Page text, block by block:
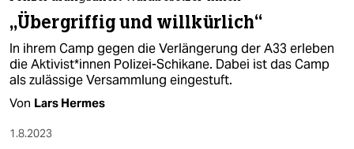
nord
wahrheit
verlag
verlag
„Übergriffig und willkürlich“
In ihrem Camp gegen die Verlängerung der A33 erleben
die Ak­ti­vis­t*in­nen Polizei-Schikane. Dabei ist das Camp
als zulässige Versammlung eingestuft.
Von Lars Hermes
1.8.2023